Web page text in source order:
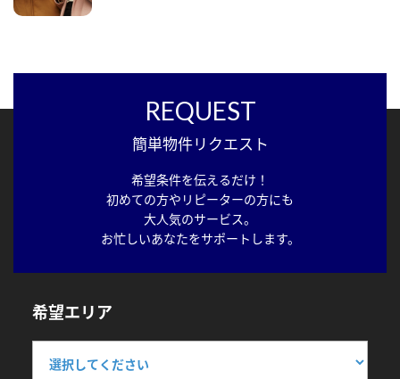
REQUEST
簡単物件リクエスト
希望条件を伝えるだけ！
初めての方やリピーターの方にも
大人気のサービス。
お忙しいあなたをサポートします。
希望エリア